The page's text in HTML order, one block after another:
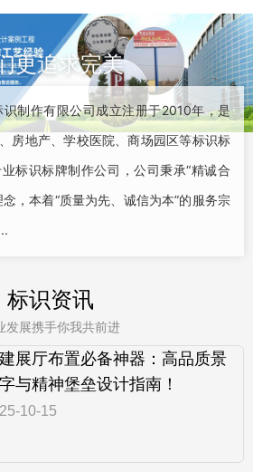
更追求完美
制作有限公司成立注册于2010年，是
房地产、学校医院、商场园区等标识标
标识标牌制作公司，公司秉承“精诚合
，本着“质量为先、诚信为本”的服务宗
标识资讯
发展携手你我共前进
展厅布置必备神器：高品质景
与精神堡垒设计指南！
10-15